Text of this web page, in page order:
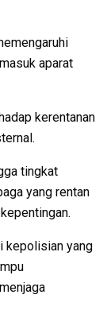
aparat
kerentanan
tingkat
yang rentan
kepolisian yang